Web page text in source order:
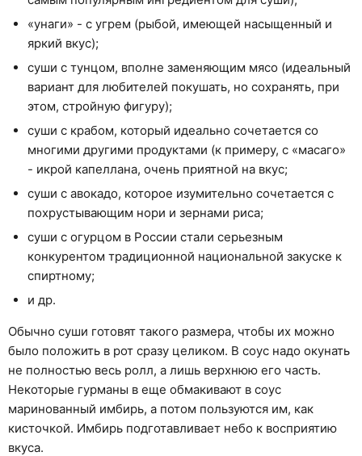
«унаги» - с угрем (рыбой, имеющей насыщенный и
яркий вкус);
суши с тунцом, вполне заменяющим мясо (идеальный
вариант для любителей покушать, но сохранять, при
этом, стройную фигуру);
суши с крабом, который идеально сочетается со
многими другими продуктами (к примеру, с «масаго»
- икрой капеллана, очень приятной на вкус;
суши с авокадо, которое изумительно сочетается с
похрустывающим нори и зернами риса;
суши с огурцом в России стали серьезным
конкурентом традиционной национальной закуске к
спиртному;
и др.
Обычно суши готовят такого размера, чтобы их можно
было положить в рот сразу целиком. В соус надо окунать
не полностью весь ролл, а лишь верхнюю его часть.
Некоторые гурманы в еще обмакивают в соус
маринованный имбирь, а потом пользуются им, как
кисточкой. Имбирь подготавливает небо к восприятию
вкуса.